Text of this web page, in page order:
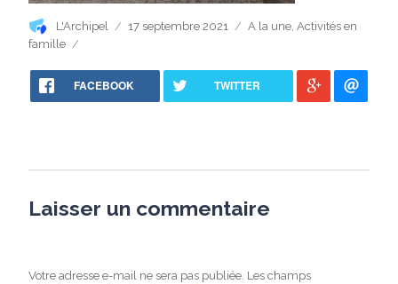
Auteur
L'Archipel
Publié
17 septembre 2021 Catégories
A la une, Activités en
famille
FACEBOOK TWITTER
Laisser un commentaire
Votre adresse e-mail ne sera pas publiée. Les champs